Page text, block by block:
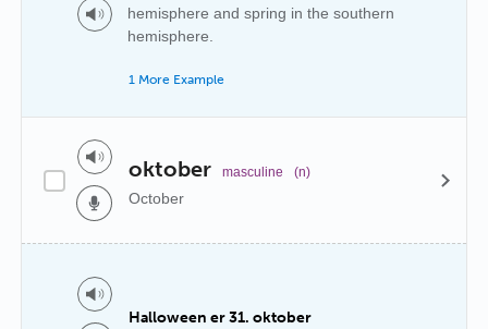
hemisphere and spring in the southern
hemisphere.
1 More Example
oktober masculine (n)
October
Halloween er 31. oktober